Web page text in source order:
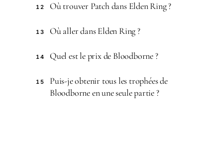
12 Où trouver Patch dans Elden Ring ?
13 Où aller dans Elden Ring ?
14 Quel est le prix de Bloodborne ?
15
Puis-je obtenir tous les trophées de
Bloodborne en une seule partie ?